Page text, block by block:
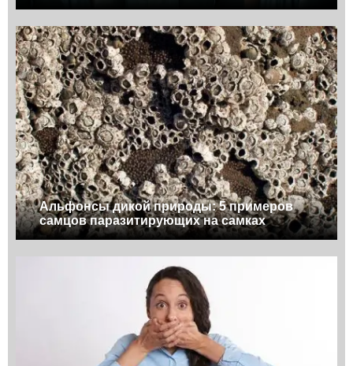
Альфонсы дикой природы: 5 примеров
самцов паразитирующих на самках